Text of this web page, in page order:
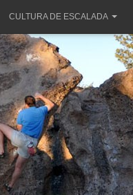
CULTURA DE ESCALADA